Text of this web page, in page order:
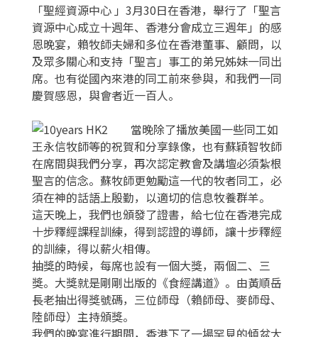
「聖經資源中心 」3月30日在香港，舉行了「聖言
資源中心成立十週年、香港分會成立三週年」的感
恩晚宴，賴牧師夫婦和多位在香港董事、顧問，以
及眾多關心和支持「聖言」事工的弟兄姊妹一同出
席。也有從國內來港的同工前來參與，和我們一同
慶賀感恩，與會者近一百人。
當晚除了播放美國一些同工如
王永信牧師等的祝賀和分享錄像，也有蘇穎智牧師
在席間與我們分享，再次認定教會及講壇必須紮根
聖言的信念。蘇牧師更勉勵這一代的牧者同工，必
須在神的話語上殷勤，以適切的信息牧養群羊。
這天晚上，我們也頒發了證書，給七位在香港完成
十步釋經課程訓練，得到認證的導師，讓十步釋經
的訓練，得以薪火相傳。
抽獎的時候，每席也設有一個大獎，兩個二、三
獎。大獎就是剛剛出版的《食經講道》。由黃順岳
長老抽出得獎號碼，三位師母（賴師母、麥師母、
陸師母）主持頒獎。
我們的晚宴進行期間，香港下了一場罕見的傾盆大